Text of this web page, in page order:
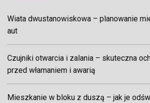
Wiata dwustanowiskowa – planowanie
aut
Czujniki otwarcia i zalania – skuteczna
przed włamaniem i awarią
Mieszkanie w bloku z duszą – jak je